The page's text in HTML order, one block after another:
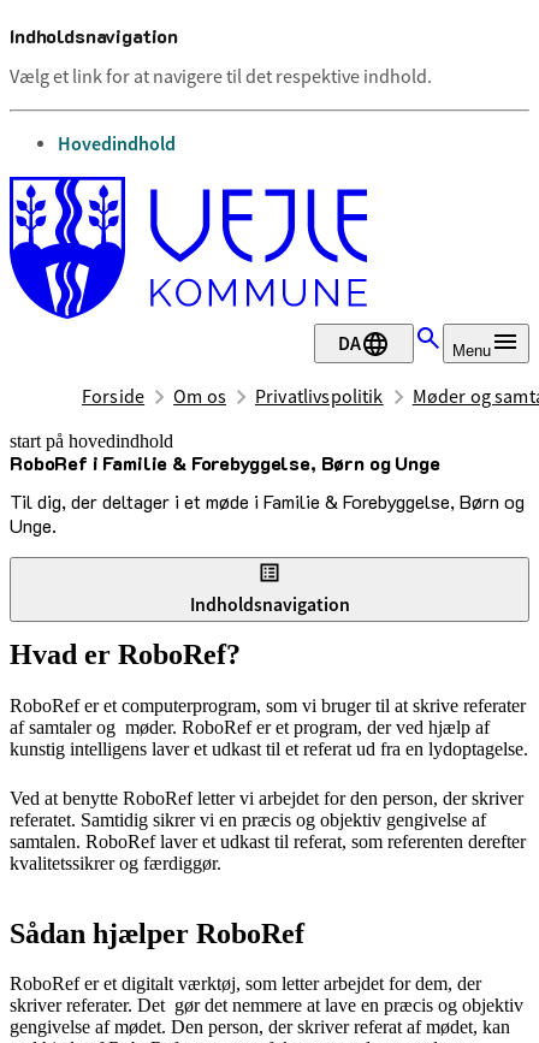
Indholdsnavigation
Vælg et link for at navigere til det respektive indhold.
gå til
Hovedindhold
DA Menu
Forside Om os Privatlivspolitik Møder og
start på hovedindhold
RoboRef i Familie & Forebyggelse, Børn og Unge
Til dig, der deltager i et møde i Familie & Forebyggelse, Børn og
Unge.
senest opdateret 30. juni 2026
Indholdsnavigation
Hvad er RoboRef?
RoboRef er et computerprogram, som vi bruger til at skrive referater
af samtaler og møder. RoboRef er et program, der ved hjælp af
kunstig intelligens laver et udkast til et referat ud fra en lydoptagelse.
Ved at benytte RoboRef letter vi arbejdet for den person, der skriver
referatet. Samtidig sikrer vi en præcis og objektiv gengivelse af
samtalen. RoboRef laver et udkast til referat, som referenten derefter
kvalitetssikrer og færdiggør.
Sådan hjælper RoboRef
RoboRef er et digitalt værktøj, som letter arbejdet for dem, der
skriver referater. Det gør det nemmere at lave en præcis og objektiv
gengivelse af mødet. Den person, der skriver referat af mødet, kan